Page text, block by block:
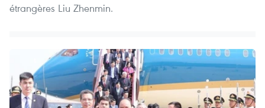
étrangères Liu Zhenmin.